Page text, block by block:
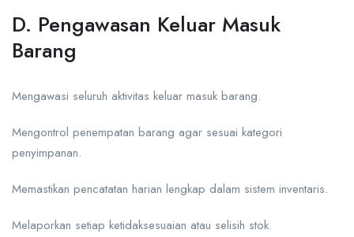
D. Pengawasan Keluar Masuk
Barang
Mengawasi seluruh aktivitas keluar masuk barang.
Mengontrol penempatan barang agar sesuai kategori
penyimpanan.
Memastikan pencatatan harian lengkap dalam sistem inventaris.
Melaporkan setiap ketidaksesuaian atau selisih stok.